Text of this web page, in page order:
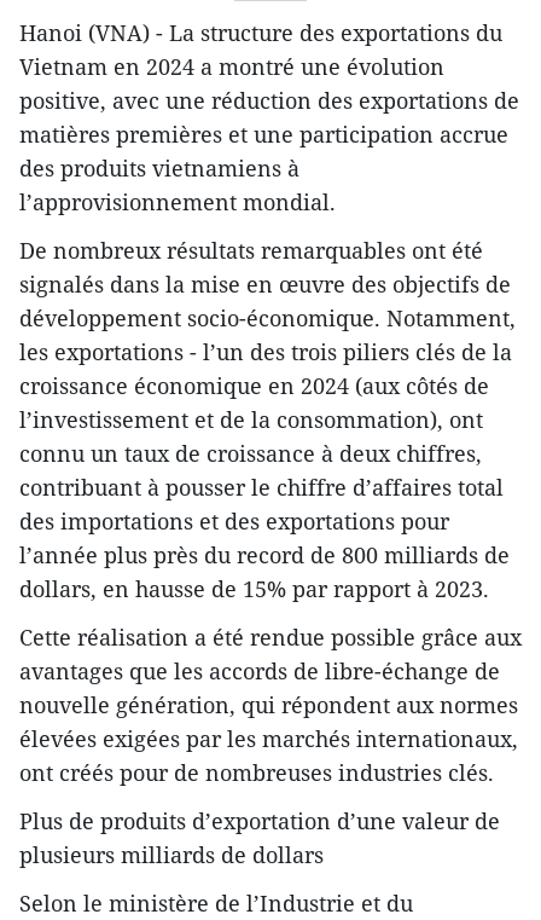
Hanoi (VNA) - La structure des exportations du
Vietnam en 2024 a montré une évolution
positive, avec une réduction des exportations de
matières premières et une participation accrue
des produits vietnamiens à
l’approvisionnement mondial.
De nombreux résultats remarquables ont été
signalés dans la mise en œuvre des objectifs de
développement socio-économique. Notamment,
les exportations - l’un des trois piliers clés de la
croissance économique en 2024 (aux côtés de
l’investissement et de la consommation), ont
connu un taux de croissance à deux chiffres,
contribuant à pousser le chiffre d’affaires total
des importations et des exportations pour
l’année plus près du record de 800 milliards de
dollars, en hausse de 15% par rapport à 2023.
Cette réalisation a été rendue possible grâce aux
avantages que les accords de libre-échange de
nouvelle génération, qui répondent aux normes
élevées exigées par les marchés internationaux,
ont créés pour de nombreuses industries clés.
Plus de produits d’exportation d’une valeur de
plusieurs milliards de dollars
Selon le ministère de l’Industrie et du